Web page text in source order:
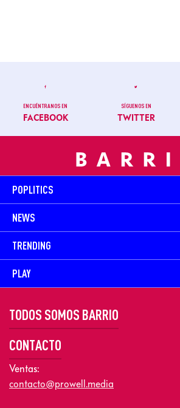
ENCUÉNTRANOS EN
FACEBOOK
SÍGUENOS EN
TWITTER
POPLITICS
NEWS
TRENDING
PLAY
TODOS SOMOS BARRIO
CONTACTO
Ventas:
contacto@prowell.media